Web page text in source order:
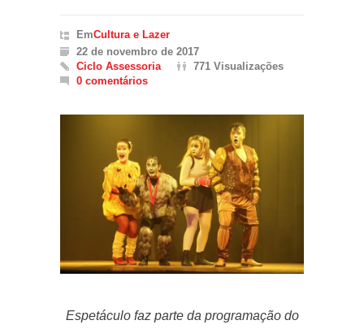
EmCultura e Lazer
22 de novembro de 2017
Ciclo Assessoria
771 Visualizações
0 comentários
Espetáculo faz parte da programação do